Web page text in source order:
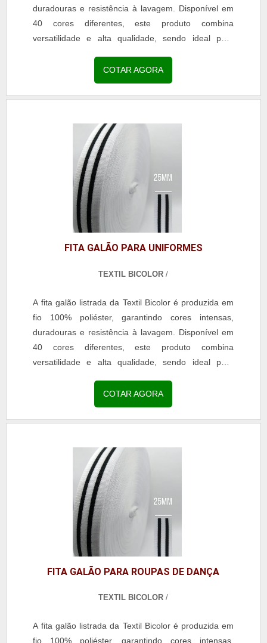
duradouras e resistência à lavagem. Disponível em
40 cores diferentes, este produto combina
versatilidade e alta qualidade, sendo ideal para
acabamento uniforme e toque macio, a fita é perfeita
para decoração de uniformes escolares, roupas
profissionais, jeans, calças legging, reforço de gola
mochilas. A escolha pela fita galão listrada assegura
durabilidade, estética refinada e resistência,
agregando valor às criações e atendendo às
demandas de clientes exigentes.
COTAR AGORA
FITA GALÃO PARA UNIFORMES
TEXTIL BICOLOR /
A fita galão listrada da Textil Bicolor é produzida em
fio 100% poliéster, garantindo cores intensas,
duradouras e resistência à lavagem. Disponível em
40 cores diferentes, este produto combina
versatilidade e alta qualidade, sendo ideal para
acabamento uniforme e toque macio, a fita é perfeita
para decoração de uniformes escolares, roupas
profissionais, jeans, calças legging, reforço de gola
mochilas. A escolha pela fita galão listrada assegura
durabilidade, estética refinada e resistência,
agregando valor às criações e atendendo às
demandas de clientes exigentes.
COTAR AGORA
FITA GALÃO PARA ROUPAS DE DANÇA
TEXTIL BICOLOR /
A fita galão listrada da Textil Bicolor é produzida em
fio 100% poliéster, garantindo cores intensas,